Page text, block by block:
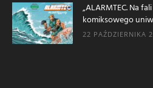
„ALARMTEC. Na
komiksowego
22 PAŹDZIERNIKA